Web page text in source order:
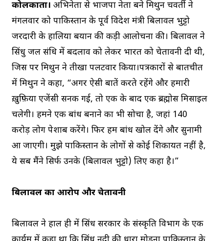
कोलकाता। अभिनेता से भाजपा नेता बने मिथुन चक्रवर्ती ने
मंगलवार को पाकिस्तान के पूर्व विदेश मंत्री बिलावल भुट्टो
जरदारी के हालिया बयान की कड़ी आलोचना की। बिलावल ने
सिंधु जल संधि में बदलाव को लेकर भारत को चेतावनी दी थी,
जिस पर मिथुन ने तीखा पलटवार किया।पत्रकारों से बातचीत
में मिथुन ने कहा, “अगर ऐसी बातें करते रहेंगे और हमारी
ख़ुफ़िया एजेंसी सनक गई, तो एक के बाद एक ब्रह्मोस मिसाइल
चलेगी। हमने एक बांध बनाने का भी सोचा है, जहां 140
करोड़ लोग पेशाब करेंगे। फिर हम बांध खोल देंगे और सुनामी
आ जाएगी। मुझे पाकिस्तान के लोगों से कोई शिकायत नहीं है,
ये सब मैंने सिर्फ उनके (बिलावल भुट्टो) लिए कहा है।”
बिलावल का आरोप और चेतावनी
बिलावल ने हाल ही में सिंध सरकार के संस्कृति विभाग के एक